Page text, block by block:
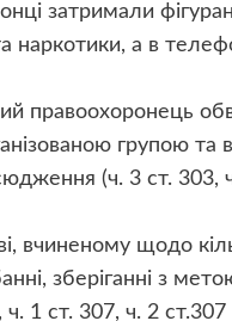
затримали
наркотики, а в
правоохоронець
групою та
(ч. 3 ст.
вчиненому щодо
зберіганні з
1 ст. 307, ч. 2 ст.307